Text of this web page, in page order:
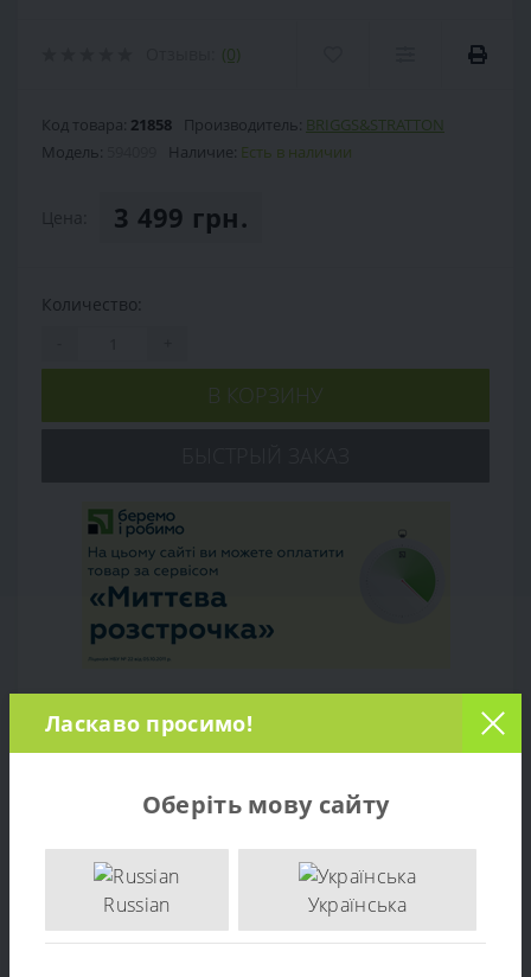
(0)
Код товара: 21858 Производитель: BRIGGS&STRATTON
Модель:
Наличие: Есть в наличии
3 499 грн.
Количество:
В КОРЗИНУ
Обзор товара
Поршень с кольцами двигателя Briggs & Stratton
675 EXI артикул 594099
- это важная компонента
двигателя внутреннего сгорания, которая отвечает за
передачу энергии, создаваемой сгоранием топлива, на
Ласкаво просимо!
Оберіть мову сайту
Russian Українська